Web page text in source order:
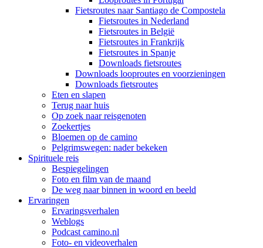
Fietsroutes naar Santiago de Compostela
Fietsroutes in Nederland
Fietsroutes in België
Fietsroutes in Frankrijk
Fietsroutes in Spanje
Downloads fietsroutes
Downloads looproutes en voorzieningen
Downloads fietsroutes
Eten en slapen
Terug naar huis
Op zoek naar reisgenoten
Zoekertjes
Bloemen op de camino
Pelgrimswegen: nader bekeken
Spirituele reis
Bespiegelingen
Foto en film van de maand
De weg naar binnen in woord en beeld
Ervaringen
Ervaringsverhalen
Weblogs
Podcast camino.nl
Foto- en videoverhalen